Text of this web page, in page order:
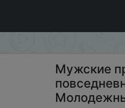
джинсы с
Мужские